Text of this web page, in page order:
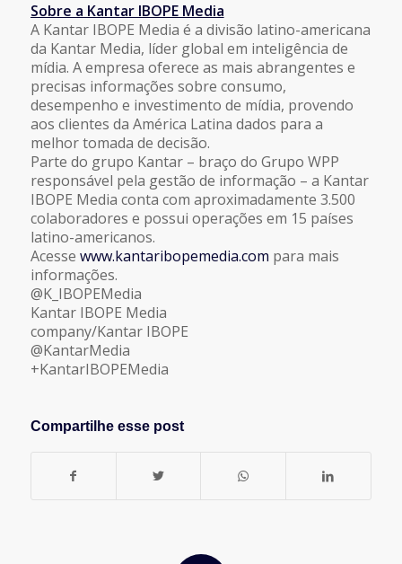
Sobre a Kantar IBOPE Media
A Kantar IBOPE Media é a divisão latino-americana
da Kantar Media, líder global em inteligência de
mídia. A empresa oferece as mais abrangentes e
precisas informações sobre consumo,
desempenho e investimento de mídia, provendo
aos clientes da América Latina dados para a
melhor tomada de decisão.
Parte do grupo Kantar – braço do Grupo WPP
responsável pela gestão de informação – a Kantar
IBOPE Media conta com aproximadamente 3.500
colaboradores e possui operações em 15 países
latino-americanos.
Acesse www.kantaribopemedia.com para mais
informações.
@K_IBOPEMedia
Kantar IBOPE Media
company/Kantar IBOPE
@KantarMedia
+KantarIBOPEMedia
Compartilhe esse post